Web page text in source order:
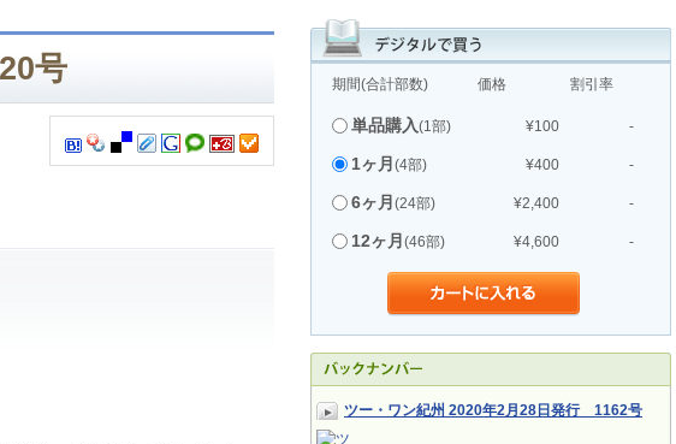
期間(合計部数) 価格 割引率
単品購入(1部) ¥100 -
1ヶ月 (4部) ¥400 -
6ヶ月 (24部) ¥2,400 -
12ヶ月 (46部) ¥4,600 -
ツー・ワン紀州 2020年2月28日発行 1162号
号